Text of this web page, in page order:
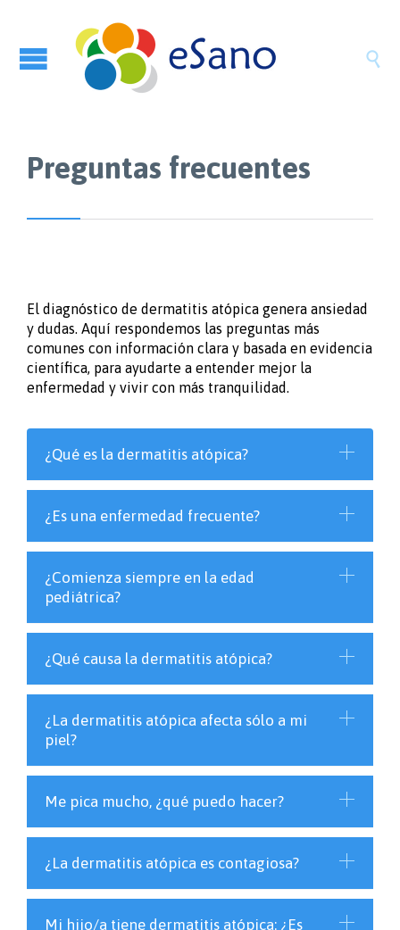

Preguntas frecuentes
El diagnóstico de dermatitis atópica genera ansiedad
y dudas. Aquí respondemos las preguntas más
comunes con información clara y basada en evidencia
científica, para ayudarte a entender mejor la
enfermedad y vivir con más tranquilidad.
¿Qué es la dermatitis atópica?
¿Es una enfermedad frecuente?
¿Comienza siempre en la edad
pediátrica?
¿Qué causa la dermatitis atópica?
¿La dermatitis atópica afecta sólo a mi
piel?
Me pica mucho, ¿qué puedo hacer?
¿La dermatitis atópica es contagiosa?
Mi hijo/a tiene dermatitis atópica: ¿Es